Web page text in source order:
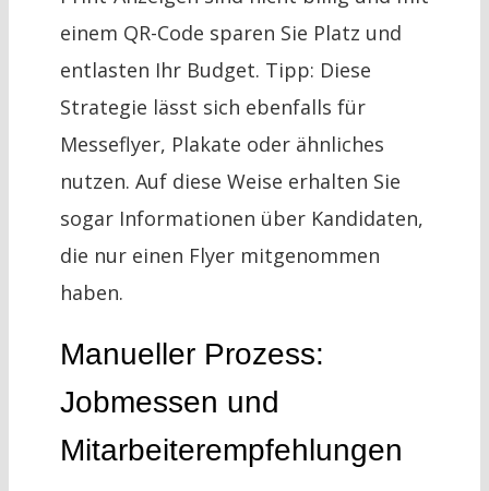
einem QR-Code sparen Sie Platz und
entlasten Ihr Budget. Tipp: Diese
Strategie lässt sich ebenfalls für
Messeflyer, Plakate oder ähnliches
nutzen. Auf diese Weise erhalten Sie
sogar Informationen über Kandidaten,
die nur einen Flyer mitgenommen
haben.
Manueller Prozess:
Jobmessen und
Mitarbeiterempfehlungen